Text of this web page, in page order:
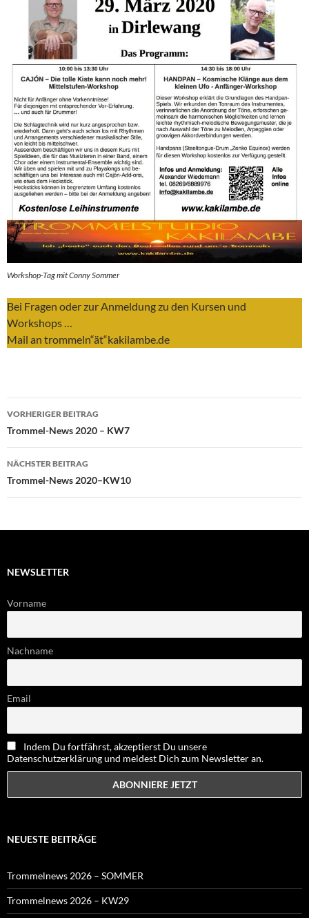
Workshop-Tag mit Conny Sommer
Bei Fragen oder zur Anmeldung zu den Kursen und
Workshops …
Mail an trommeln“ät“kakilambe.de
Beitragsnavigation
VORHERIGER BEITRAG
Trommel-News 2020 – KW7
NÄCHSTER BEITRAG
Trommel-News 2020–KW10
NEWSLETTER
Vorname
Nachname
Email
Indem Du fortfährst, akzeptierst Du unsere
Datenschutzerklärung und meldest Dich zum Newsletter an.
NEUESTE BEITRÄGE
Trommelnews 2026 – SOMMER
Trommelnews 2026 – KW29